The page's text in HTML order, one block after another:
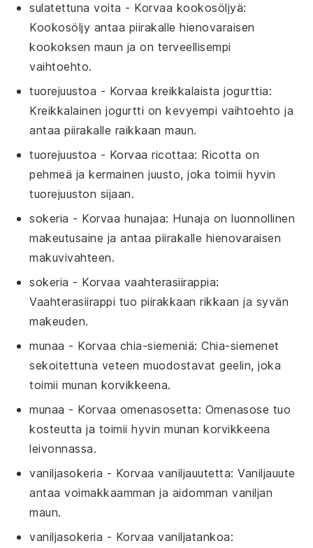
sulatettuna voita - Korvaa kookosöljyä:
Kookosöljy antaa piirakalle hienovaraisen
kookoksen maun ja on terveellisempi
vaihtoehto.
tuorejuustoa - Korvaakreikkalaista jogurttia:
Kreikkalainen jogurtti on kevyempi vaihtoehto ja
antaa piirakalle raikkaan maun.
tuorejuustoa - Korvaaricottaa: Ricotta on
pehmeä ja kermainen juusto, joka toimii hyvin
tuorejuuston sijaan.
sokeria - Korvaa hunajaa: Hunaja on luonnollinen
makeutusaine ja antaa piirakalle hienovaraisen
makuvivahteen.
sokeria - Korvaa vaahterasiirappia:
Vaahterasiirappi tuo piirakkaan rikkaan ja syvän
makeuden.
munaa - Korvaa chia-siemeniä: Chia-siemenet
sekoitettuna veteen muodostavat geelin, joka
toimii munan korvikkeena.
munaa - Korvaa omenasosetta: Omenasose tuo
kosteutta ja toimii hyvin munan korvikkeena
leivonnassa.
vaniljasokeria - Korvaavaniljauutetta: Vaniljauute
antaa voimakkaamman ja aidomman vaniljan
maun.
vaniljasokeria - Korvaavaniljatankoa: